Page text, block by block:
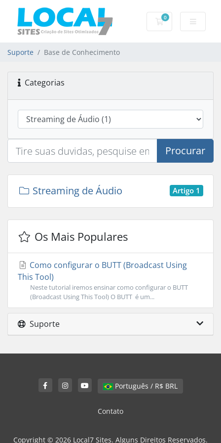
0
Carrinho de
Suporte Base de Conhecimento
Categorias
Procurar
Artigo 1
Streaming de Áudio
Os Mais Populares
Como configurar o BUTT (Broadcast Using
This Tool)
Neste tutorial iremos ensinar como configurar o BUTT
(Broadcast Using This Tool) O BUTT é um...
Suporte
Português / R$ BRL
Contato
Copyright © 2026 Local7 Sites. Alguns Direitos Reservados.